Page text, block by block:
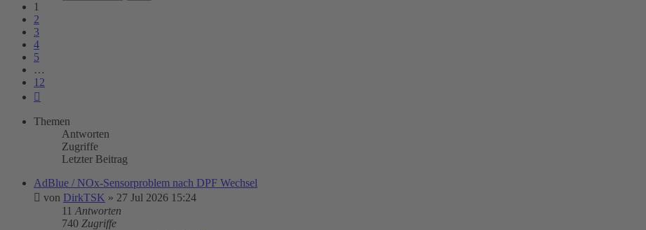
1
2
3
4
5
…
12
Themen
Antworten
Zugriffe
Letzter Beitrag
AdBlue / NOx-Sensorproblem nach DPF Wechsel
von DirkTSK » 27 Jul 2026 15:24
11 Antworten
740 Zugriffe